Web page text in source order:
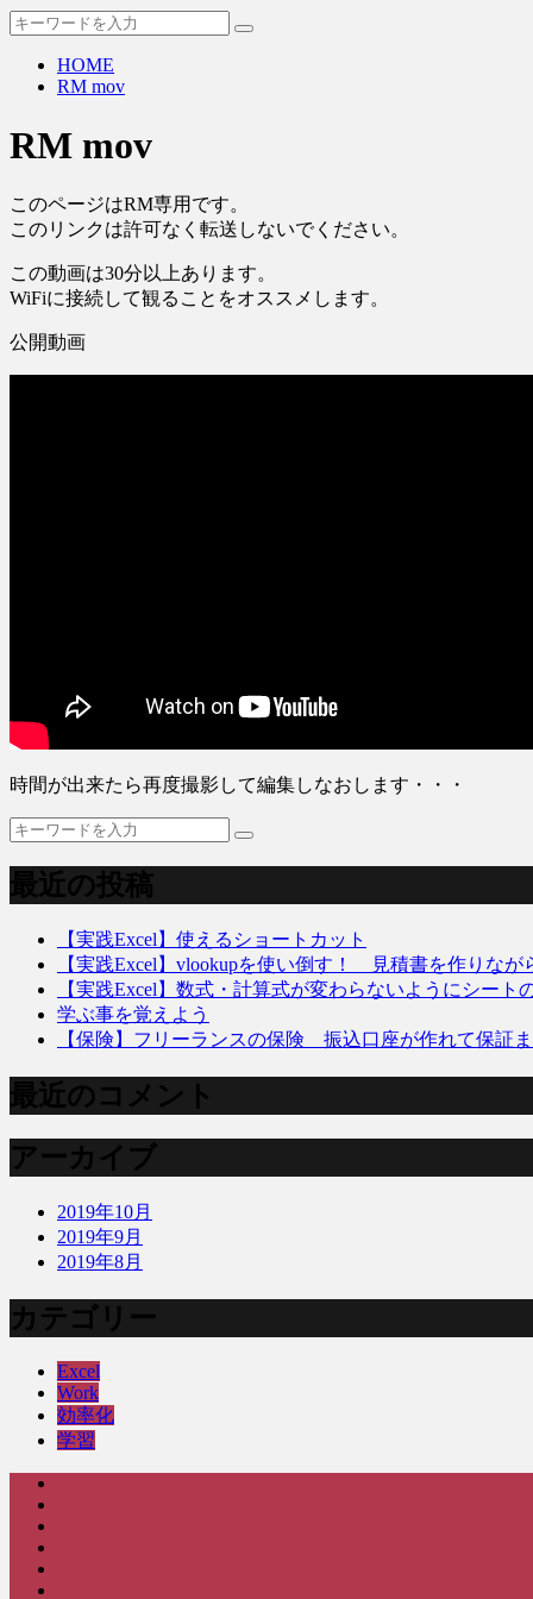
HOME
RM mov
RM mov
このページはRM専用です。
このリンクは許可なく転送しないでください。
この動画は30分以上あります。
WiFiに接続して観ることをオススメします。
公開動画
時間が出来たら再度撮影して編集しなおします・・・
最近の投稿
【実践Excel】使えるショートカット
【実践Excel】vlookupを使い倒す！ 見積書を作りなが
【実践Excel】数式・計算式が変わらないようにシート
学ぶ事を覚えよう
【保険】フリーランスの保険 振込口座が作れて保証
最近のコメント
アーカイブ
2019年10月
2019年9月
2019年8月
カテゴリー
Excel
Work
効率化
学習